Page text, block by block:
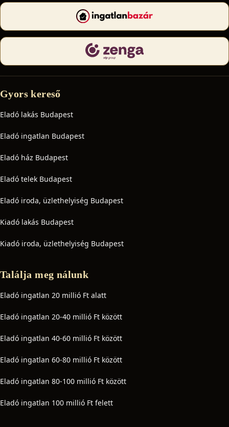
Gyors kereső
Eladó lakás Budapest
Eladó ingatlan Budapest
Eladó ház Budapest
Eladó telek Budapest
Eladó iroda, üzlethelyiség Budapest
Kiadó lakás Budapest
Kiadó iroda, üzlethelyiség Budapest
Találja meg nálunk
Eladó ingatlan 20 millió Ft alatt
Eladó ingatlan 20-40 millió Ft között
Eladó ingatlan 40-60 millió Ft között
Eladó ingatlan 60-80 millió Ft között
Eladó ingatlan 80-100 millió Ft között
Eladó ingatlan 100 millió Ft felett